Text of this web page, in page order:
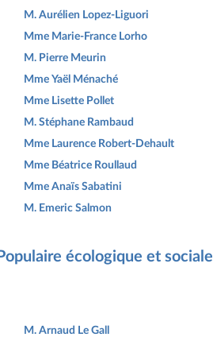
M. Aurélien Lopez-Liguori
Mme Marie-France Lorho
M. Pierre Meurin
Mme Yaël Ménaché
Mme Lisette Pollet
M. Stéphane Rambaud
Mme Laurence Robert-Dehault
Mme Béatrice Roullaud
Mme Anaïs Sabatini
M. Emeric Salmon
écologique et sociale
M. Arnaud Le Gall